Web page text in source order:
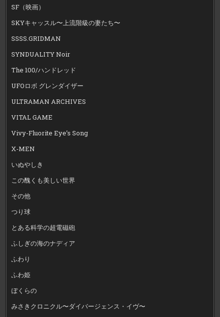
SF（映画）
SKYキャッスル〜上流階級の妻たち〜
SSSS.GRIDMAN
SYNDUALITY Noir
The 100/ハンドレッド
UFOロボ グレンダイザー
ULTRAMAN ARCHIVES
VITAL GAME
Vivy-Fluorite Eye’s Song
X-MEN
いぬやしき
この醜くも美しい世界
その他
つり球
とある科学の超電磁砲
ふしぎの海のナディア
ふわり
ふわ姫
ぼくらの
みさきクロニクル〜ダイバージェンス・イヴ〜